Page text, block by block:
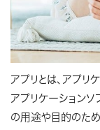
アプリとは、アプリ
アプリケーション
の用途や目的のため